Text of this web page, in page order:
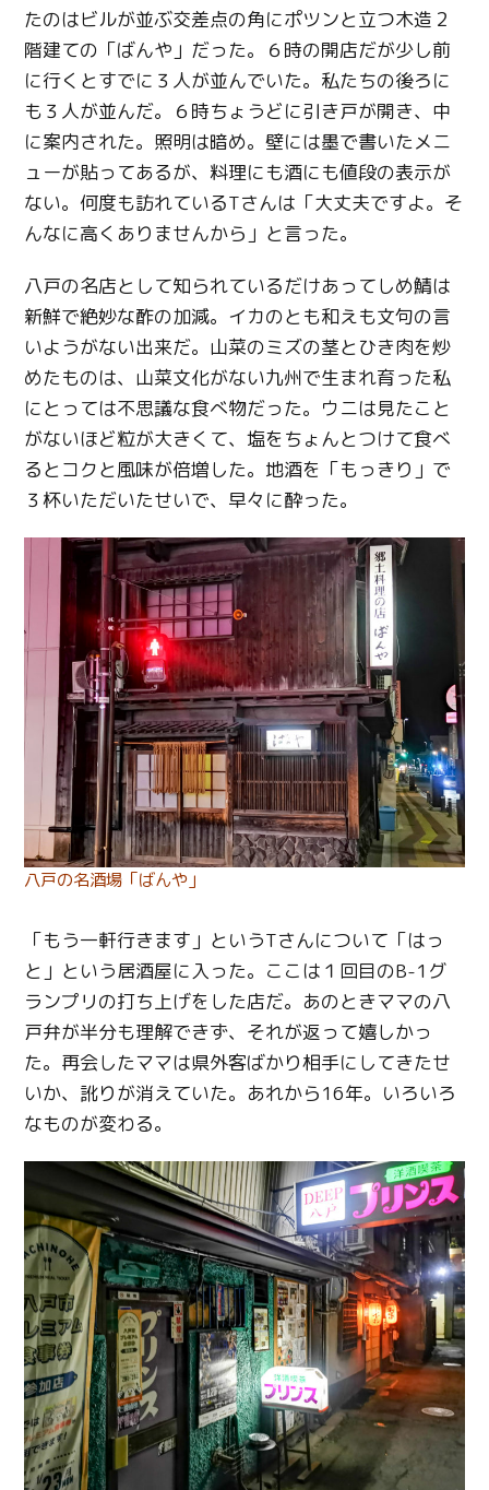
たのはビルが並ぶ交差点の角にポツンと立つ木造２
階建ての「ばんや」だった。６時の開店だが少し前
に行くとすでに３人が並んでいた。私たちの後ろに
も３人が並んだ。６時ちょうどに引き戸が開き、中
に案内された。照明は暗め。壁には墨で書いたメニ
ューが貼ってあるが、料理にも酒にも値段の表示が
ない。何度も訪れているTさんは「大丈夫ですよ。そ
んなに高くありませんから」と言った。
八戸の名店として知られているだけあってしめ鯖は
新鮮で絶妙な酢の加減。イカのとも和えも文句の言
いようがない出来だ。山菜のミズの茎とひき肉を炒
めたものは、山菜文化がない九州で生まれ育った私
にとっては不思議な食べ物だった。ウニは見たこと
がないほど粒が大きくて、塩をちょんとつけて食べ
るとコクと風味が倍増した。地酒を「もっきり」で
３杯いただいたせいで、早々に酔った。
八戸の名酒場「ばんや」
「もう一軒行きます」というTさんについて「はっ
と」という居酒屋に入った。ここは１回目のB-1グ
ランプリの打ち上げをした店だ。あのときママの八
戸弁が半分も理解できず、それが返って嬉しかっ
た。再会したママは県外客ばかり相手にしてきたせ
いか、訛りが消えていた。あれから16年。いろいろ
なものが変わる。
Twitter
Facebook
Line
Copy URL